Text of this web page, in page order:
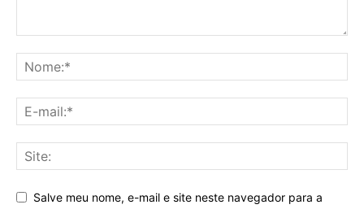
Salve meu nome, e-mail e site neste navegador para a